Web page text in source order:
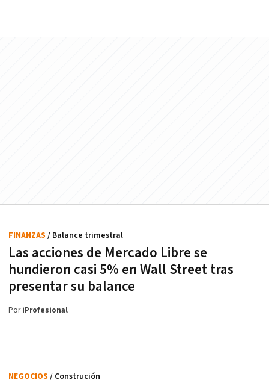
Las acciones de Mercado Libre se
hundieron casi 5% en Wall Street tras
presentar su balance
FINANZAS / Balance trimestral
PoriProfesional
NEGOCIOS / Construción